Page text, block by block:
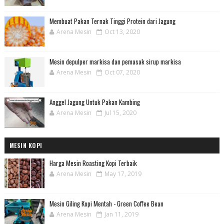
Membuat Pakan Ternak Tinggi Protein dari Jagung
Arena Mesin Oct 13, 2020
Mesin depulper markisa dan pemasak sirup markisa
Arena Mesin Oct 07, 2020
Anggel Jagung Untuk Pakan Kambing
Arena Mesin Jul 15, 2020
MESIN KOPI
Harga Mesin Roasting Kopi Terbaik
Arena Mesin May 17, 2019
Mesin Giling Kopi Mentah - Green Coffee Bean
Arena Mesin Jan 11, 2019